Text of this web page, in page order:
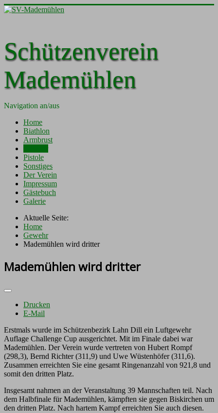
Schützenverein
Mademühlen
Navigation an/aus
Home
Biathlon
Armbrust
Pistole
Sonstiges
Der Verein
Impressum
Gästebuch
Galerie
Aktuelle Seite:
Home
Gewehr
Mademühlen wird dritter
Mademühlen wird dritter
Drucken
E-Mail
Erstmals wurde im Schützenbezirk Lahn Dill ein Luftgewehr
Auflage Challenge Cup ausgerichtet. Mit im Finale dabei war
Mademühlen. Der Verein wurde vertreten von Hubert Rompf
(298,3), Bernd Richter (311,9) und Uwe Wüstenhöfer (311,6).
Zusammen erreichten Sie eine gesamt Ringenanzahl von 921,8 und
somit den dritten Platz.
Insgesamt nahmen an der Veranstaltung 39 Mannschaften teil. Nach
dem Halbfinale für Mademühlen, kämpften sie gegen Biskirchen um
den dritten Platz. Nach hartem Kampf erreichten Sie auch diesen.